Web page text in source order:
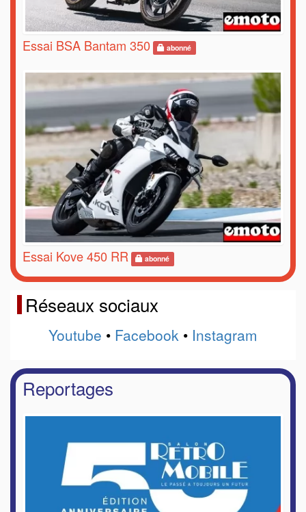
Essai BSA Bantam 350 abonné
Essai Kove 450 RR abonné
Réseaux sociaux
Youtube • Facebook • Instagram
Reportages